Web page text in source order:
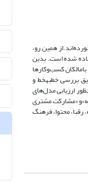
همین رو،
شده است. بدین
پس‌ازآن، بامالکان کسب‌وکارها
بررسی خطبهخط و
ارزیابی مدل‌های
«مشارکت مشتری
محتوا، فرهنگ